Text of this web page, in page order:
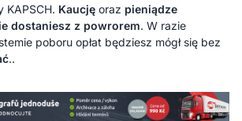
KAPSCH. Kaucję oraz pieniądze
dostaniesz z powrorem. W razie
poboru opłat będziesz mógł się bez
..